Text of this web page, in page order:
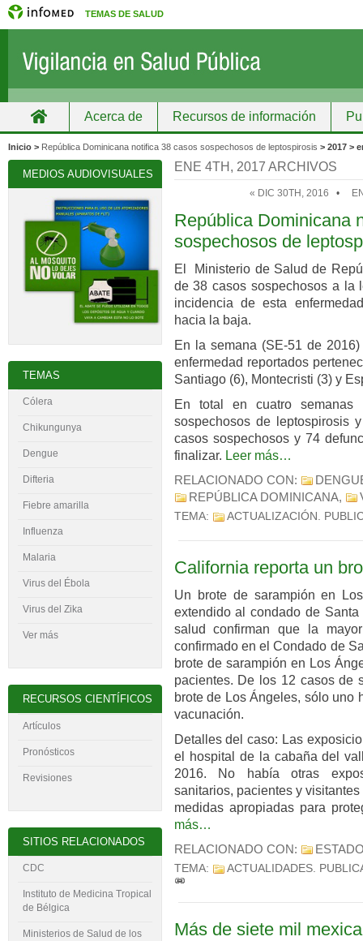
TEMAS DE SALUD
Acerca de Recursos de información
Grupos Recursos de información
Inicio > República Dominicana notifica 38 casos sospechosos de leptospirosis > 2017 >
ENE 4TH, 2017 ARCHIVOS
« DIC 30TH, 2016 •
República Dominicana
sospechosos de
El Ministerio de Salud de
de 38 casos sospechosos a la
incidencia de esta
hacia la baja.
En la semana (SE-51 de
enfermedad reportados
Santiago (6), Montecristi (3) y
En total en cuatro semanas
sospechosos de leptospirosis
casos sospechosos y 74
finalizar. Leer más…
RELACIONADO CON:
REPÚBLICA DOMINICANA,
TEMA: ACTUALIZACIÓN .
California reporta un
Un brote de sarampión en
extendido al condado de
salud confirman que la
confirmado en el Condado de
brote de sarampión en Los
pacientes. De los 12 casos de
brote de Los Ángeles, sólo uno
vacunación.
Detalles del caso: Las
el hospital de la cabaña del
2016. No había otras
sanitarios, pacientes y
medidas apropiadas para
más…
RELACIONADO CON:
TEMA: ACTUALIDADES.
Más de siete mil
MEDIOS AUDIOVISUALES
TEMAS
Cólera
Chikungunya
Dengue
Difteria
Fiebre amarilla
Influenza
Malaria
Virus del Ébola
Virus del Zika
Ver más
RECURSOS CIENTÍFICOS
Artículos
Pronósticos
Revisiones
SITIOS RELACIONADOS
CDC
Instituto de Medicina Tropical
de Bélgica
Ministerios de Salud de los